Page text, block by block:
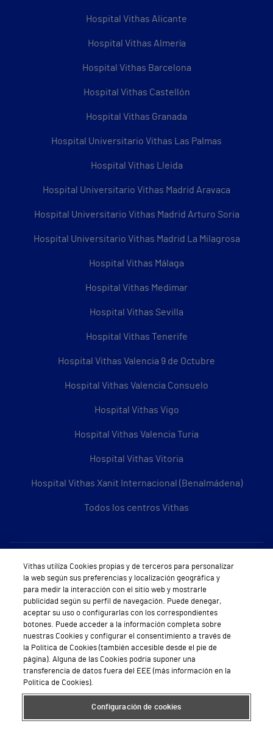
Hospital Vithas Alicante
Hospital Vithas Almería
Hospital Vithas Barcelona
Hospital Vithas Castellón
Hospital Vithas Granada
Hospital Universitario Vithas Las Palmas
Hospital Vithas Lleida
Hospital Universitario Vithas Madrid Aravaca
Hospital Universitario Vithas Madrid Arturo Soria
Hospital Universitario Vithas Madrid La Milagrosa
Hospital Vithas Málaga
Hospital Vithas Medimar
Hospital Vithas Sevilla
Hospital Vithas Tenerife
Hospital Vithas Valencia 9 de Octubre
Hospital Vithas Valencia Consuelo
Hospital Vithas Vigo
Hospital Vithas Valencia Turia
Hospital Vithas Vitoria
Hospital Vithas Xanit Internacional (Benalmádena)
Todos los centros Vithas
Sobre Vithas
Quiénes somos
Trabajar en Vithas
Teléfono Cita Médica
Teléfono Atención al Cliente
Política de seguridad y salud en el trabajo
Conoce a Supervita
Vithas utiliza Cookies propias y de terceros para personalizar
la web según sus preferencias y localización geográfica y
para medir la interacción con el sitio web y mostrarle
publicidad según su perfil de navegación. Puede denegar,
aceptar su uso o configurarlas con los correspondientes
botones. Puede acceder a la información completa sobre
nuestras Cookies y configurar el consentimiento a través de
la Política de Cookies (también accesible desde el pie de
página). Alguna de las Cookies podría suponer una
transferencia de datos fuera del EEE (más información en la
Política de Cookies).
Configuración de cookies